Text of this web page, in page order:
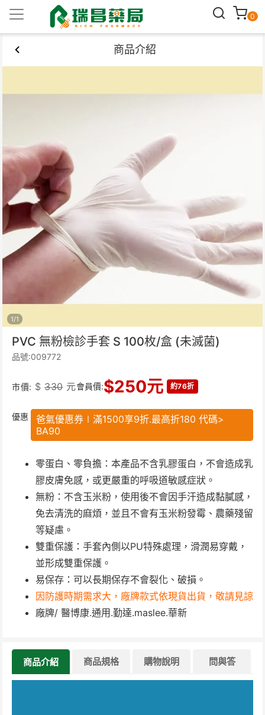
0
商品介紹
1/1
PVC 無粉檢診手套 S 100枚/盒 (未滅菌)
品號:009772
市價: $ 330 元會員價:$250元 約76折
優惠
爸氣優惠券∣滿1500享9折.最高折180 代碼>
BA90
零蛋白、零負擔：本產品不含乳膠蛋白，不會造成乳
膠皮膚免感，或更嚴重的呼吸道敏感症狀。
無粉：不含玉米粉，使用後不會因手汗造成黏膩感，
免去清洗的麻煩，並且不會有玉米粉發霉、農藥殘留
等疑慮。
雙重保護：手套內側以PU特殊處理，滑潤易穿戴，
並形成雙重保護。
易保存：可以長期保存不會裂化、破損。
因防護時期需求大，廠牌款式依現貨出貨，敬請見諒
廠牌/ 醫博康.通用.勤達.maslee.華新
商品介紹 商品規格 購物說明 問與答